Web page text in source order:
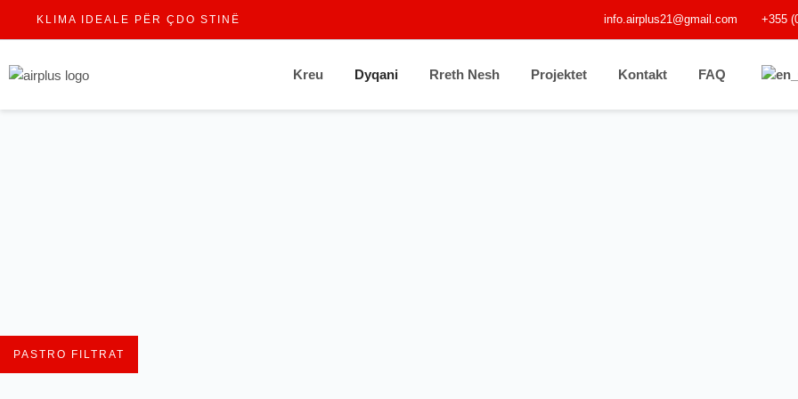
KLIMA IDEALE PËR ÇDO STINË info.airplus21@gmail.com +355
Kreu Dyqani Rreth Nesh Projektet Kontakt FAQ
PASTRO FILTRAT